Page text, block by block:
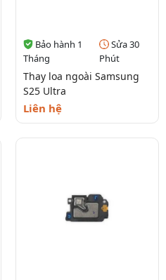
Bảo hành 1
Tháng
Sửa 30
Phút
Thay loa ngoài Samsung
S25 Ultra
Liên hệ